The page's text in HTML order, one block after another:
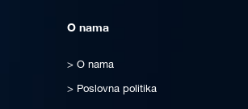
O nama
O nama
Poslovna politika